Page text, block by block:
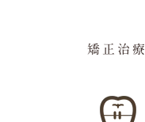
矯正治療